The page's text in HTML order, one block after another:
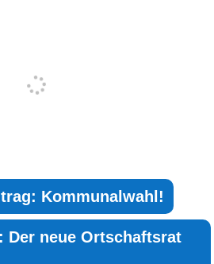
Kommunalwahl!
Der neue Ortschaftsrat